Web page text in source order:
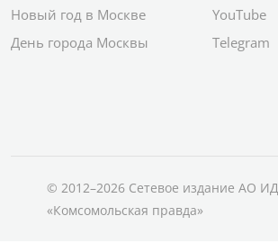
Новый год в Москве
День города Москвы
YouTube
Telegram
© 2012–2026 Сетевое издание АО ИД
«Комсомольская правда»